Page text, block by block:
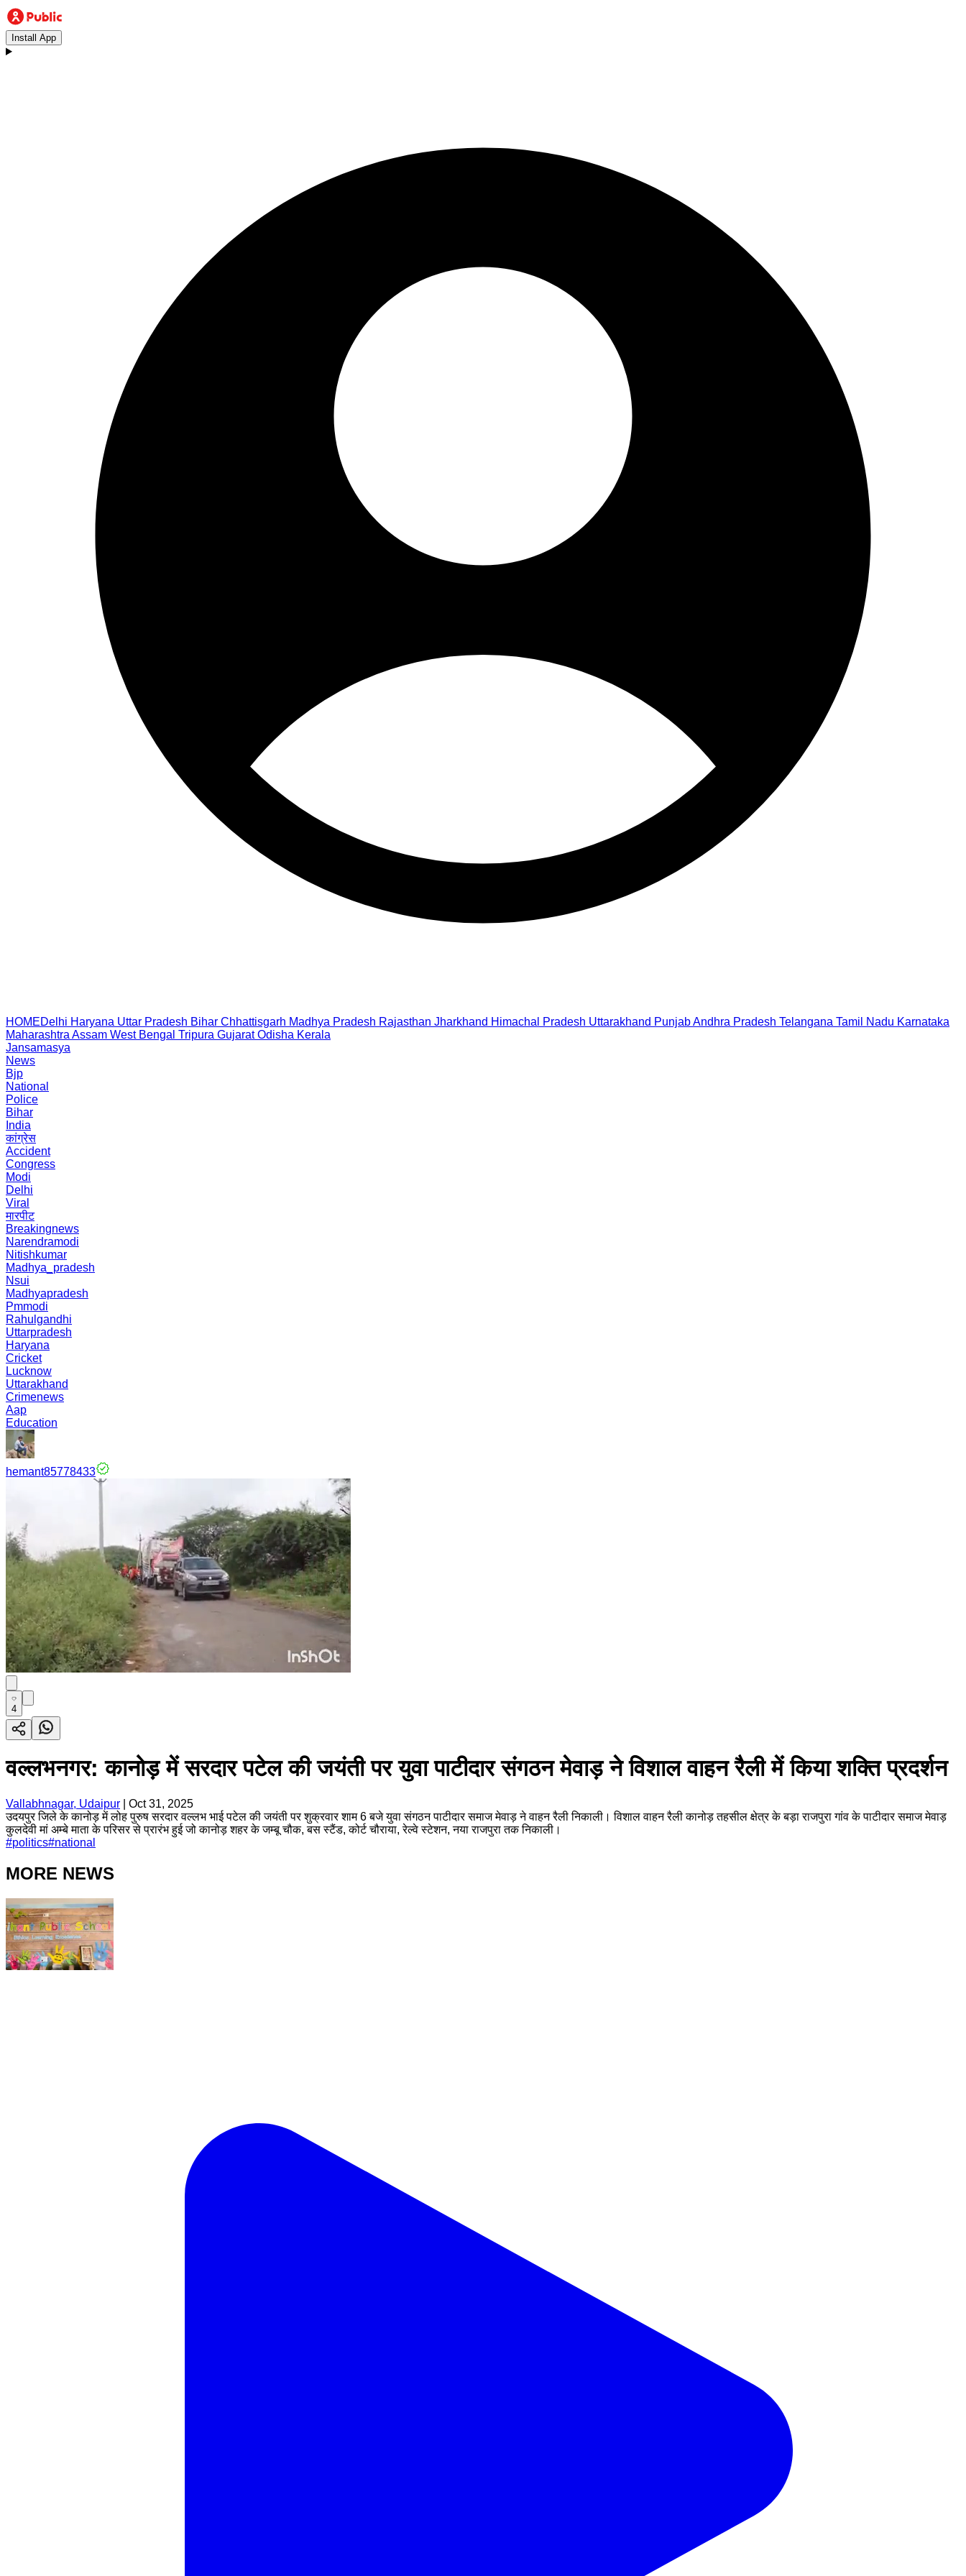
Install App
HOMEDelhi Haryana Uttar Pradesh Bihar Chhattisgarh Madhya Pradesh Rajasthan Jharkhand Himachal Pradesh Uttarakhand PunjabAndhra Pradesh Telangana Tamil Nadu Karnataka
Maharashtra Assam West Bengal Tripura Gujarat Odisha Kerala
Jansamasya
News
Bjp
National
Police
Bihar
India
कांग्रेस
Accident
Congress
Modi
Delhi
Viral
मारपीट
Breakingnews
Narendramodi
Nitishkumar
Madhya_pradesh
Nsui
Madhyapradesh
Pmmodi
Rahulgandhi
Uttarpradesh
Haryana
Cricket
Lucknow
Uttarakhand
Crimenews
Aap
Education
hemant85778433
4
वल्लभनगर: कानोड़ में सरदार पटेल की जयंती पर युवा पाटीदार संगठन मेवाड़ ने विशाल वाहन रैली में किया शक्ति प्रदर्शन
Vallabhnagar, Udaipur
Oct 31, 2025
उदयपुर जिले के कानोड़ में लोह पुरुष सरदार वल्लभ भाई पटेल की जयंती पर शुक्रवार शाम 6 बजे युवा संगठन पाटीदार समाज मेवाड़ ने वाहन रैली निकाली। विशाल वाहन रैली कानोड़ तहसील क्षेत्र के बड़ा राजपुरा गांव के पाटीदार समाज मेवाड़
कुलदेवी मां अम्बे माता के परिसर से प्रारंभ हुई जो कानोड़ शहर के जम्बू चौक, बस स्टैंड, कोर्ट चौराया, रेल्वे स्टेशन, नया राजपुरा तक निकाली।
#politics#national
MORE NEWS